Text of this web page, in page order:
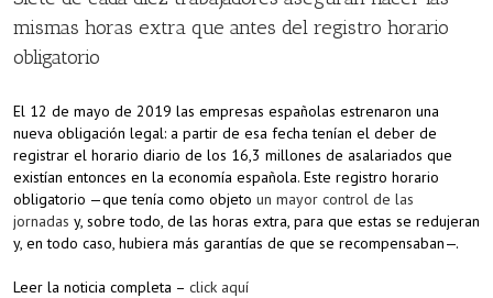
mismas horas extra que antes del registro horario
obligatorio
El 12 de mayo de 2019 las empresas españolas estrenaron una
nueva obligación legal: a partir de esa fecha tenían el deber de
registrar el horario diario de los 16,3 millones de asalariados que
existían entonces en la economía española. Este registro horario
obligatorio —que tenía como objeto un mayor control de las
jornadas y, sobre todo, de las horas extra, para que estas se redujeran
y, en todo caso, hubiera más garantías de que se recompensaban—.
Leer la noticia completa – click aquí